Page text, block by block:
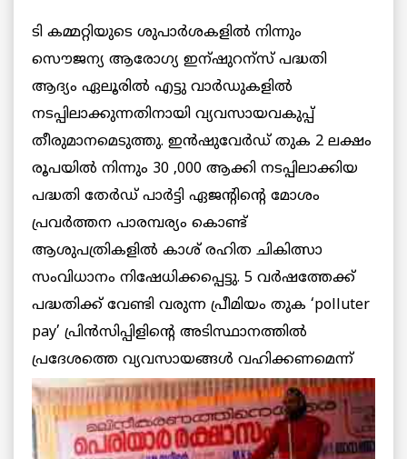
ടി കമ്മറ്റിയുടെ ശുപാര്‍ശകളില്‍ നിന്നും
സൌജന്യ ആരോഗ്യ ഇന്ഷുറന്സ് പദ്ധതി
ആദ്യം ഏലൂരില്‍ എട്ടു വാര്‍ഡുകളില്‍
നടപ്പിലാക്കുന്നതിനായി വ്യവസായവകുപ്പ്
തീരുമാനമെടുത്തു. ഇന്‍ഷുവേര്‍ഡ് തുക 2 ലക്ഷം
രൂപയില്‍ നിന്നും 30 ,000 ആക്കി നടപ്പിലാക്കിയ
പദ്ധതി തേര്‍ഡ് പാര്‍ട്ടി ഏജന്റിന്റെ മോശം
പ്രവര്‍ത്തന പാരമ്പര്യം കൊണ്ട്
ആശുപത്രികളില്‍ കാശ് രഹിത ചികിത്സാ
സംവിധാനം നിഷേധിക്കപ്പെട്ടു. 5 വര്‍ഷത്തേക്ക്
പദ്ധതിക്ക് വേണ്ടി വരുന്ന പ്രീമിയം തുക ‘polluter
pay’ പ്രിന്‍സിപ്പിളിന്റെ അടിസ്ഥാനത്തില്‍
പ്രദേശത്തെ വ്യവസായങ്ങള്‍ വഹിക്കണമെന്ന്